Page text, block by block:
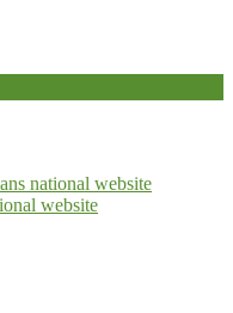
national website
website